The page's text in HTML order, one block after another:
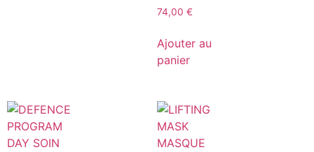
74,00 €
Ajouter au
panier